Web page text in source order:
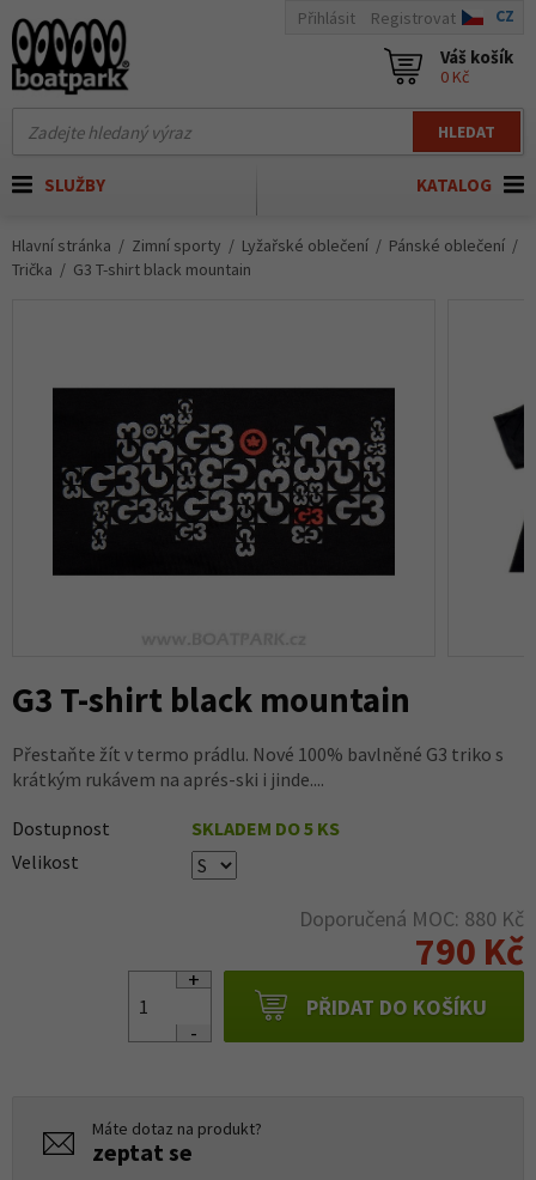
HLEDAT
Přihlásit Registrovat CZ
Váš košík
0 Kč
KATALOG
SLUŽBY
Hlavní stránka Zimní sporty Lyžařské oblečení
Pánské oblečení
Trička
G3 T-shirt black mountain
G3 T-shirt black mountain
Přestaňte žít v termo prádlu. Nové 100% bavlněné G3 triko s
krátkým rukávem na aprés-ski i jinde....
Dostupnost
SKLADEM DO 5 KS
Velikost
Doporučená MOC: 880 Kč
790 Kč
PŘIDAT DO KOŠÍKU
Máte dotaz na produkt?
zeptat se